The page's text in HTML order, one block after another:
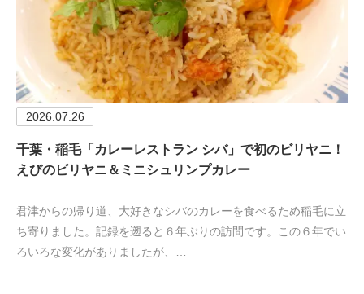
2026.07.26
千葉・稲毛「カレーレストラン シバ」で初のビリヤニ！
えびのビリヤニ＆ミニシュリンプカレー
君津からの帰り道、大好きなシバのカレーを食べるため稲毛に立
ち寄りました。記録を遡ると６年ぶりの訪問です。この６年でい
ろいろな変化がありましたが、…